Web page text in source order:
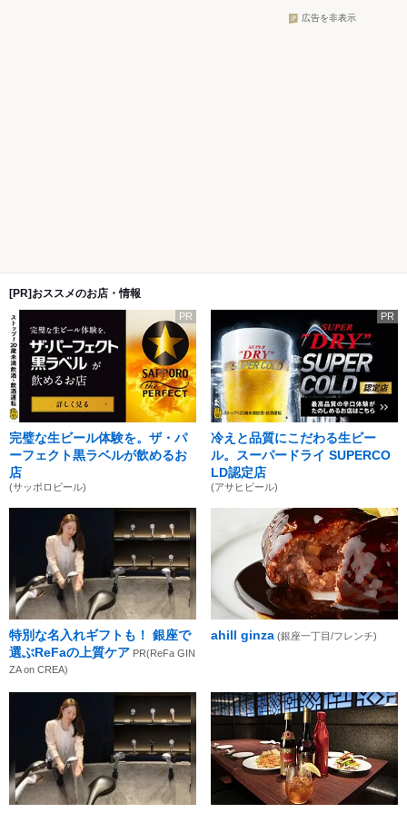
広告を非表示
[PR]おススメのお店・情報
PR
完璧な生ビール体験を。ザ・パ
ーフェクト黒ラベルが飲めるお
店
(サッポロビール)
PR
冷えと品質にこだわる生ビー
ル。スーパードライ SUPERCO
LD認定店
(アサヒビール)
特別な名入れギフトも！ 銀座で
選ぶReFaの上質ケア PR(ReFa GIN
ZA on CREA)
ahill ginza (銀座一丁目/フレンチ)